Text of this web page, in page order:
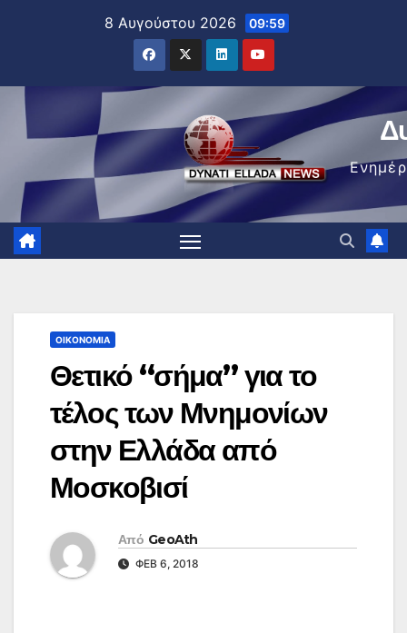
8 Αυγούστου 2026 09:59
ΟΙΚΟΝΟΜΊΑ
Θετικό “σήμα” για το
τέλος των Μνημονίων
στην Ελλάδα από
Μοσκοβισί
Από GeoAth
ΦΕΒ 6, 2018